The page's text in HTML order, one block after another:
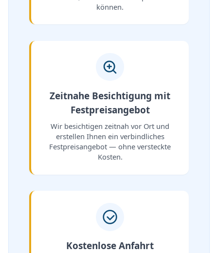
können.
Zeitnahe Besichtigung mit
Festpreisangebot
Wir besichtigen zeitnah vor Ort und
erstellen Ihnen ein verbindliches
Festpreisangebot — ohne versteckte
Kosten.
Kostenlose Anfahrt